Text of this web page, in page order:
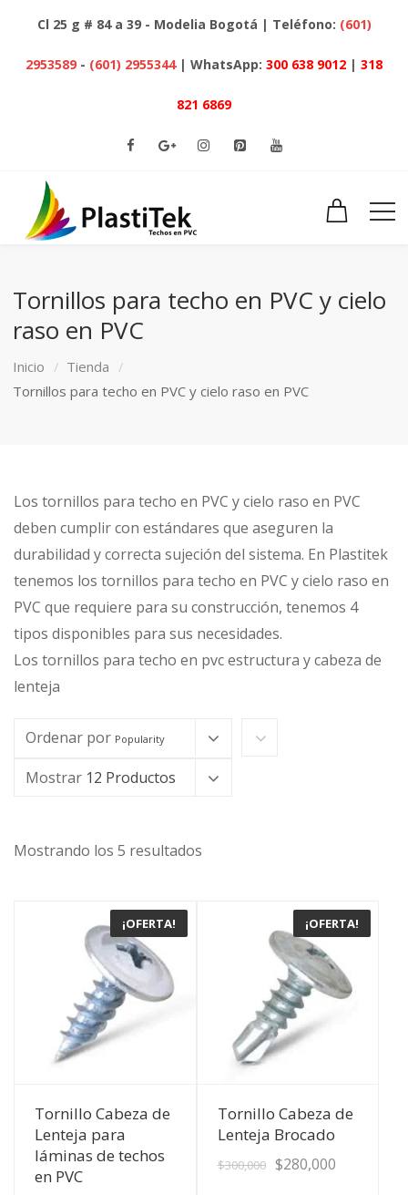
Cl 25 g # 84 a 39 - Modelia Bogotá | Teléfono: (601)
2953589 - (601) 2955344 | WhatsApp: 300 638 9012 | 318
821 6869
Tornillos para techo en PVC y cielo
raso en PVC
Inicio
Tienda
Tornillos para techo en PVC y cielo raso en PVC
Los tornillos para techo en PVC y cielo raso en PVC
deben cumplir con estándares que aseguren la
durabilidad y correcta sujeción del sistema. En Plastitek
tenemos los tornillos para techo en PVC y cielo raso en
PVC que requiere para su construcción, tenemos 4
tipos disponibles para sus necesidades.
Los tornillos para techo en pvc estructura y cabeza de
lenteja
Ordenar por Popularity
Mostrar 12 Productos
Mostrando los 5 resultados
¡OFERTA!
Ver Detalles
Tornillo Cabeza de
Lenteja para
láminas de techos
en PVC
¡OFERTA!
Ver Detalles
Tornillo Cabeza de
Lenteja Brocado
$300,000 $280,000